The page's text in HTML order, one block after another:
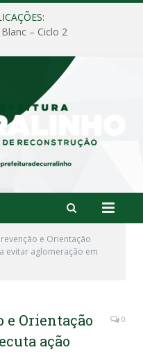
– Ciclo 2
e Orientação
evitar aglomeração em
e Orientação
ação
0